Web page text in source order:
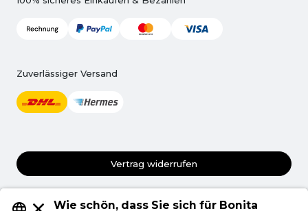
Zuverlässiger Versand
Vertrag widerrufen